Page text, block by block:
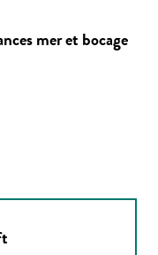
mer et bocage
aux